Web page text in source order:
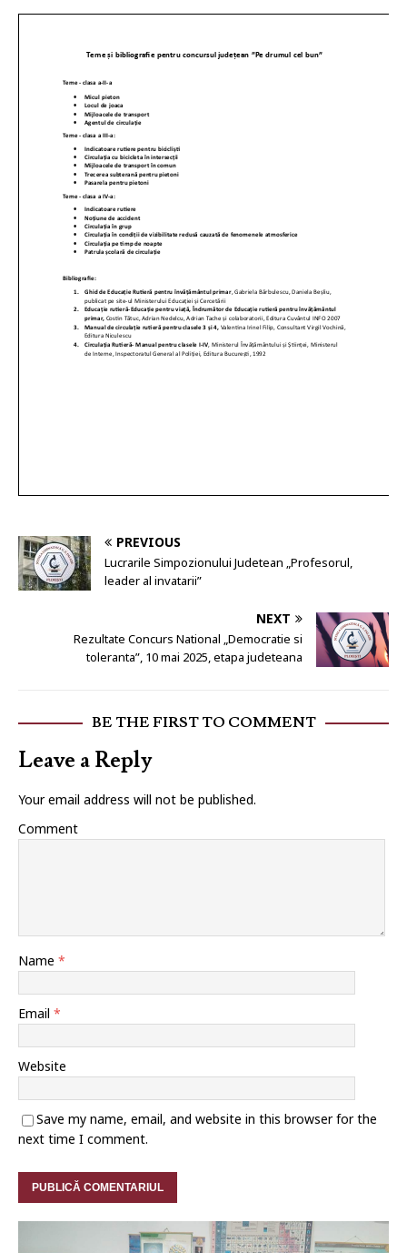
PREVIOUS
Lucrarile Simpozionului Judetean „Profesorul,
leader al invatarii”
NEXT
Rezultate Concurs National „Democratie si
toleranta”, 10 mai 2025, etapa judeteana
BE THE FIRST TO COMMENT
Leave a Reply
Your email address will not be published.
Comment
Name *
Email *
Website
Save my name, email, and website in this browser for the
next time I comment.